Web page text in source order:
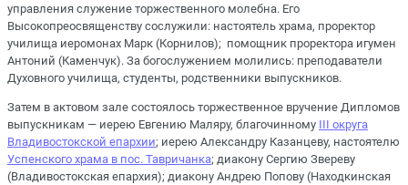
управления служение торжественного молебна. Его
Высокопреосвященству сослужили: настоятель храма, проректор
училища иеромонах Марк (Корнилов); помощник проректора игумен
Антоний (Каменчук). За богослужением молились: преподаватели
Духовного училища, студенты, родственники выпускников.
Затем в актовом зале состоялось торжественное вручение Дипломов
выпускникам — иерею Евгению Маляру, благочинному III округа
Владивостокской епархии; иерею Александру Казанцеву, настоятелю
Успенского храма в пос. Тавричанка; диакону Сергию Звереву
(Владивостокская епархия); диакону Андрею Попову (Находкинская